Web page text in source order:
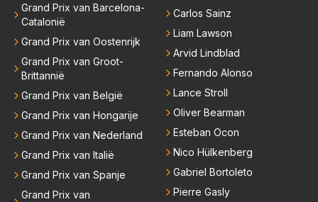
Grand Prix van Barcelona-
Catalonië
Grand Prix van Oostenrijk
Grand Prix van Groot-
Brittannië
Grand Prix van België
Grand Prix van Hongarije
Grand Prix van Nederland
Grand Prix van Italië
Grand Prix van Spanje
Grand Prix van
Carlos Sainz
Liam Lawson
Arvid Lindblad
Fernando Alonso
Lance Stroll
Oliver Bearman
Esteban Ocon
Nico Hülkenberg
Gabriel Bortoleto
Pierre Gasly